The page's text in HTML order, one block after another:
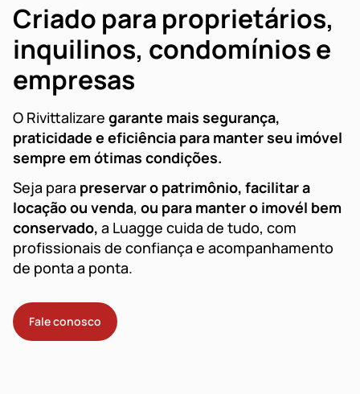
Criado para proprietários,
inquilinos, condomínios e
empresas
O Rivittalizare garante mais segurança,
praticidade e eficiência para manter seu imóvel
sempre em ótimas condições.
Seja para preservar o patrimônio, facilitar a
locação ou venda, ou para manter o imovél bem
conservado, a Luagge cuida de tudo, com
profissionais de confiança e acompanhamento
de ponta a ponta.
Fale conosco